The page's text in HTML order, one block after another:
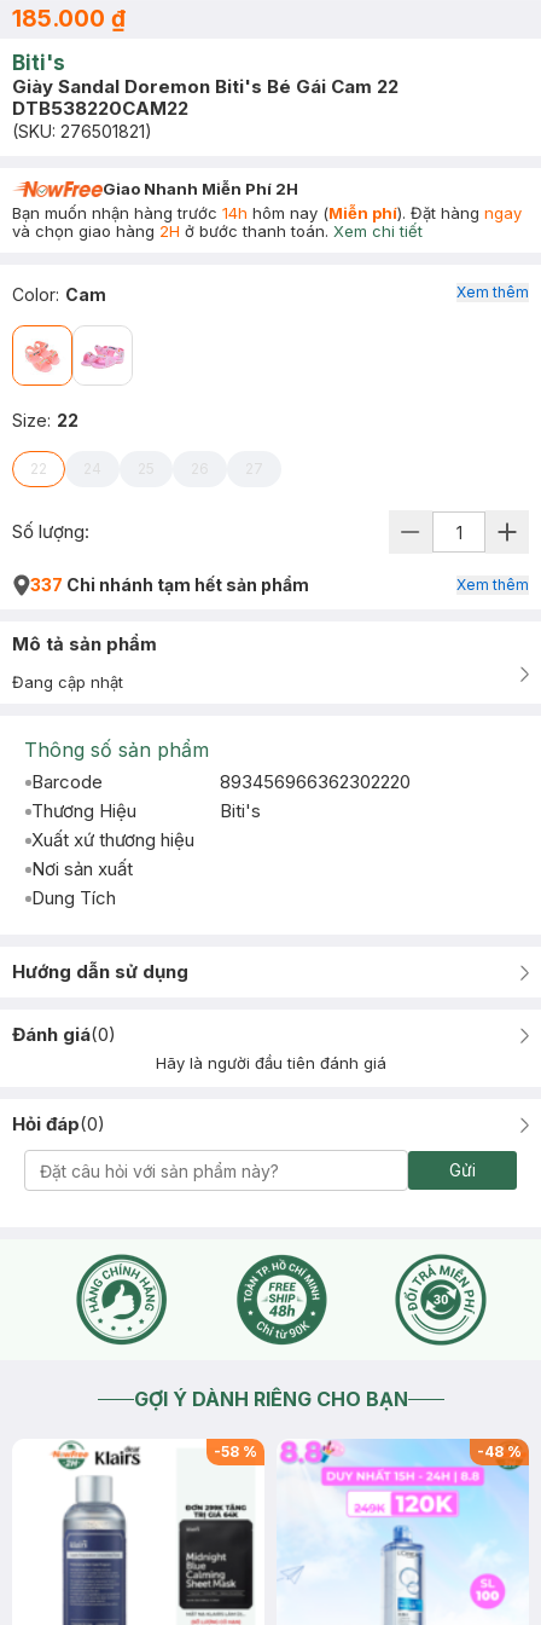
185.000 ₫
Biti's
Giày Sandal Doremon Biti's Bé Gái Cam 22
DTB538220CAM22
(SKU: 276501821)
Giao Nhanh Miễn Phí 2H
Bạn muốn nhận hàng trước 14h hôm nay (Miễn phí). Đặt hàng ngay
và chọn giao hàng 2H ở bước thanh toán. Xem chi tiết
Color: Cam
Size: 22
22 24 25 26 27
Xem thêm
Số lượng:
337 Chi nhánh tạm hết sản phẩm Xem thêm
Mô tả sản phẩm
Đang cập nhật
Thông số sản phẩm
Barcode
893456966362302220
Thương Hiệu
Biti's
Xuất xứ thương hiệu
Nơi sản xuất
Dung Tích
Hướng dẫn sử dụng
Đánh giá(0)
Hãy là người đầu tiên đánh giá
Hỏi đáp(0)
Gửi
GỢI Ý DÀNH RIÊNG CHO BẠN
-58 % -48%